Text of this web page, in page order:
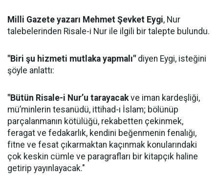
Milli Gazete yazarı Mehmet Şevket Eygi, Nur
talebelerinden Risale-i Nur ile ilgili bir talepte bulundu.
"Biri şu hizmeti mutlaka yapmalı" diyen Eygi, isteğini
şöyle anlattı:
"Bütün Risale-i Nur’u tarayacakve iman kardeşliği,
mü’minlerin tesanüdü, ittihad-ı İslam; bölünüp
parçalanmanın kötülüğü, rekabetten çekinmek,
feragat ve fedakarlık, kendini beğenmenin fenalığı,
fitne ve fesat çıkarmaktan kaçınmak konularındaki
çok keskin cümle ve paragrafları bir kitapçık haline
getirip yayınlayacak."